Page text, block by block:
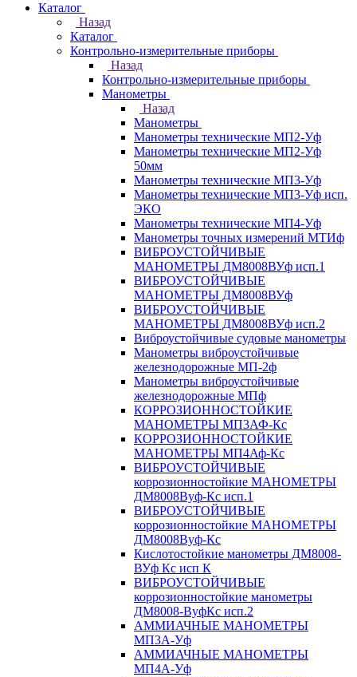
Каталог
Назад
Каталог
Контрольно-измерительные приборы
Назад
Контрольно-измерительные приборы
Манометры
Назад
Манометры
Манометры технические МП2-Уф
Манометры технические МП2-Уф
50мм
Манометры технические МП3-Уф
Манометры технические МП3-Уф исп.
ЭКО
Манометры технические МП4-Уф
Манометры точных измерений МТИф
ВИБРОУСТОЙЧИВЫЕ
МАНОМЕТРЫ ДМ8008ВУф исп.1
ВИБРОУСТОЙЧИВЫЕ
МАНОМЕТРЫ ДМ8008ВУф
ВИБРОУСТОЙЧИВЫЕ
МАНОМЕТРЫ ДМ8008ВУф исп.2
Виброустойчивые судовые манометры
Манометры виброустойчивые
железнодорожные МП-2ф
Манометры виброустойчивые
железнодорожные МПф
КОРРОЗИОННОСТОЙКИЕ
МАНОМЕТРЫ МП3АФ-Кс
КОРРОЗИОННОСТОЙКИЕ
МАНОМЕТРЫ МП4Аф-Кс
ВИБРОУСТОЙЧИВЫЕ
коррозионностойкие МАНОМЕТРЫ
ДМ8008Вуф-Кс исп.1
ВИБРОУСТОЙЧИВЫЕ
коррозионностойкие МАНОМЕТРЫ
ДМ8008Вуф-Кс
Кислотостойкие манометры ДМ8008-
ВУф Кс исп К
ВИБРОУСТОЙЧИВЫЕ
коррозионностойкие манометры
ДМ8008-ВуфКс исп.2
АММИАЧНЫЕ МАНОМЕТРЫ
МП3А-Уф
АММИАЧНЫЕ МАНОМЕТРЫ
МП4А-Уф